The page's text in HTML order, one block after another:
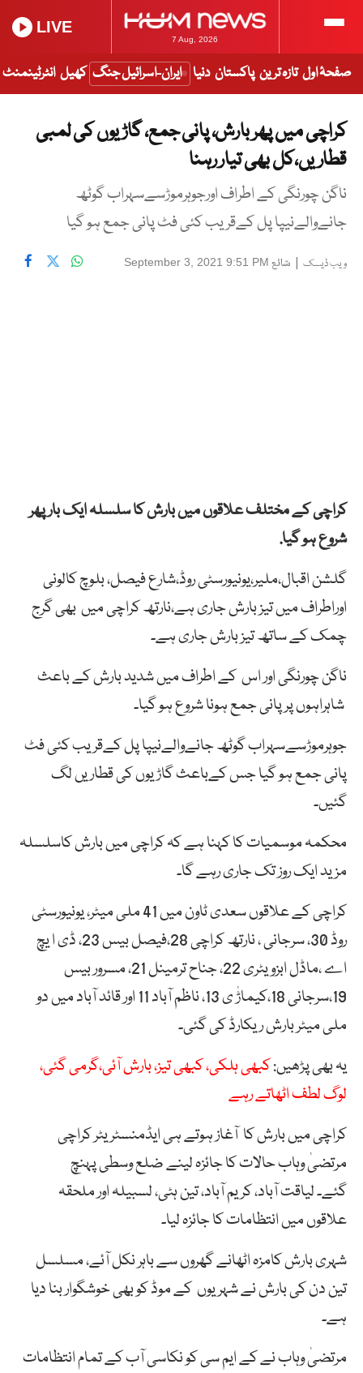
7 Aug, 2026
LIVE
صفحۂ اول تازہ ترین پاکستان دنیا ایران-اسرائیل جنگ کھیل انٹرٹینمنٹ
کراچی میں پھر بارش، پانی جمع، گاڑیوں کی لمبی
قطاریں،کل بھی تیار رہنا
ناگن چورنگی کے اطراف اورجوہرموڑسےسہراب گوٹھ
جانےوالےنیپا پل کےقریب کئی فٹ پانی جمع ہو گیا
ویب ڈیسک | شائع September 3, 2021 9:51 PM
کراچی کے مختلف علاقوں میں بارش کا سلسلہ ایک بار پھر
شروع ہو گیا.
گلشن اقبال،ملیر،یونیورسٹی روڈ،شارع فیصل، بلوچ کالونی
اوراطراف میں تیز بارش جاری ہے،نارتھ کراچی میں بھی گرج
چمک کے ساتھ تیز بارش جاری ہے۔
ناگن چورنگی اور اس کے اطراف میں شدید بارش کے باعث
شاہراہوں پر پانی جمع ہونا شروع ہو گیا۔
جوہرموڑسےسہراب گوٹھ جانےوالےنیپا پل کےقریب کئی فٹ
پانی جمع ہو گیا جس کےباعث گاڑیوں کی قطاریں لگ
گئیں۔
محکمہ موسمیات کا کہنا ہے کہ کراچی میں بارش کاسلسلہ
مزید ایک روز تک جاری رہے گا۔
کراچی کے علاقوں سعدی ٹاون میں 41 ملی میٹر، یونیورسٹی
روڈ 30، سرجانی ، نارتھ کراچی 28،فیصل بیس 23، ڈی ا یچ
اے ،ماڈل ابزویٹری 22، جناح ترمینل 21، مسرور بیس
19،سرجانی 18،کیماڑٰ ی 13، ناظم آباد 11 اور قائد آباد میں دو
ملی میٹر بارش ریکارڈ کی گئی۔
یہ بھی پڑھیں:کبھی ہلکی، کبھی تیز، بارش آئی،گرمی گئی،
لوگ لطف اٹھاتے رہے
کراچی میں بارش کا آغاز ہوتے ہی ایڈمنسٹریٹر کراچی
مرتضیٰ وہاب حالات کا جائزہ لینے ضلع وسطی پہنچ
گئے۔ لیاقت آباد، کریم آباد، تین ہٹی، لسبیلہ اور ملحقہ
علاقوں میں انتظامات کا جائزہ لیا۔
شہری بارش کامزہ اٹھانے گھروں سے باہر نکل آئے، مسلسل
تین دن کی بارش نے شہریوں کے موڈ کو بھی خوشگوار بنا دیا
ہے۔
مرتضیٰ وہاب نے کے ایم سی کو نکاسی آب کے تمام انتظامات